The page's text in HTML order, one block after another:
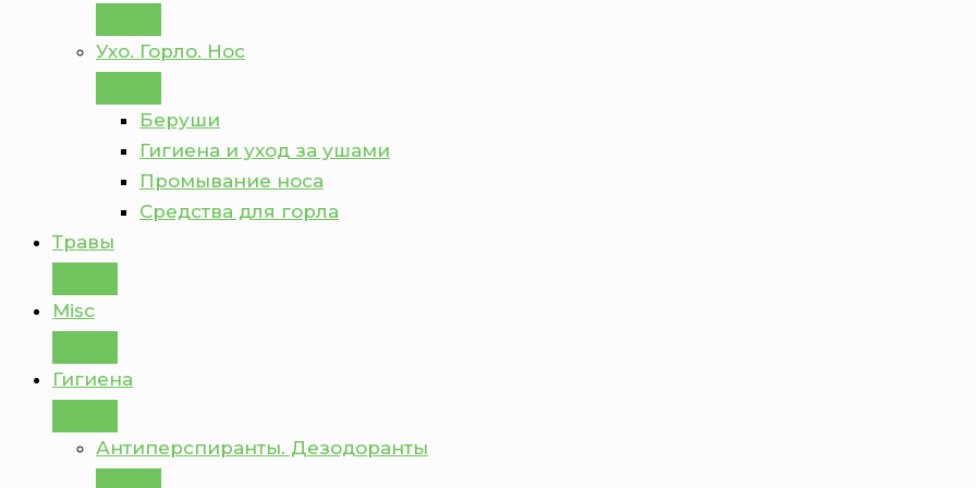
Ухо. Горло. Нос
Беруши
Гигиена и уход за ушами
Промывание носа
Средства для горла
Травы
Misc
Гигиена
Антиперспиранты. Дезодоранты